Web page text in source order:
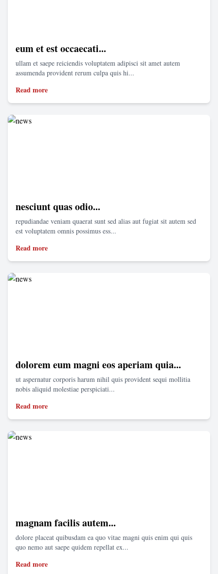
eum et est occaecati...
ullam et saepe reiciendis voluptatem adipisci sit amet autem
assumenda provident rerum culpa quis hi...
Read more
nesciunt quas odio...
repudiandae veniam quaerat sunt sed alias aut fugiat sit autem sed
est voluptatem omnis possimus ess...
Read more
dolorem eum magni eos aperiam quia...
ut aspernatur corporis harum nihil quis provident sequi mollitia
nobis aliquid molestiae perspiciati...
Read more
magnam facilis autem...
dolore placeat quibusdam ea quo vitae magni quis enim qui quis
quo nemo aut saepe quidem repellat ex...
Read more